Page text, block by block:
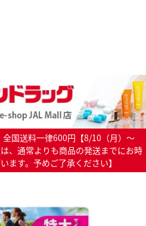
国送料一律600円【8/10（月）～
、通常よりも商品の発送までにお時
ます。予めご了承ください】